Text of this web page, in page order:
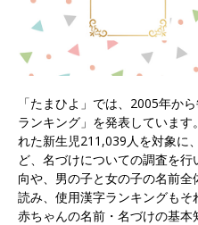
「たまひよ」では、2005年か
ランキング」を発表していま
れた新生児211,039人を対象に
ど、名づけについての調査を
向や、男の子と女の子の名前
読み、使用漢字ランキングもそ
赤ちゃんの名前・名づけの基本